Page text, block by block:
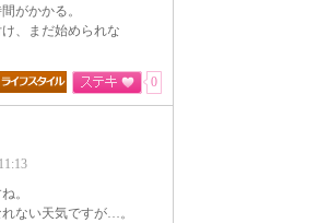
がかかる。
、まだ始められな
0
。
ない天気ですが…。